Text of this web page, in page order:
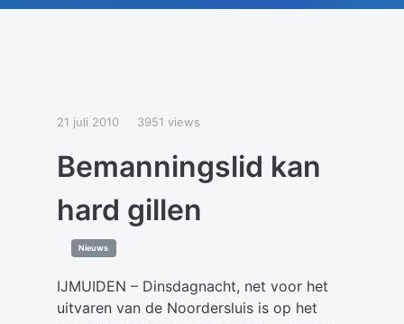
21 juli 2010 3951 views
Bemanningslid kan
hard gillen
Nieuws
IJMUIDEN – Dinsdagnacht, net voor het
uitvaren van de Noordersluis is op het